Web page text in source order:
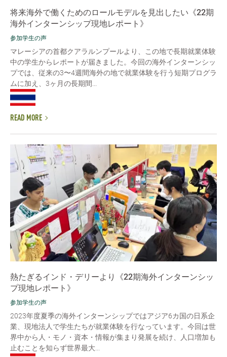
将来海外で働くためのロールモデルを見出したい《22期
海外インターンシップ現地レポート》
参加学生の声
マレーシアの首都クアラルンプールより、この地で長期就業体験
中の学生からレポートが届きました。今回の海外インターンシッ
プでは、従来の3〜4週間海外の地で就業体験を行う短期プログラ
ムに加え、3ヶ月の長期間...
READ MORE
熱たぎるインド・デリーより《22期海外インターンシッ
プ現地レポート》
参加学生の声
2023年度夏季の海外インターンシップではアジア6カ国の日系企
業、現地法人で学生たちが就業体験を行なっています。今回は世
界中から人・モノ・資本・情報が集まり発展を続け、人口増加も
止むことを知らず世界最大...